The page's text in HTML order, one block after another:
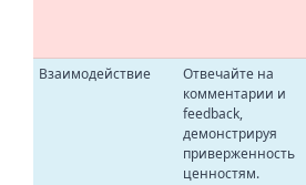
Взаимодействие
Отвечайте на
комментарии и
feedback,
демонстрируя
приверженность
ценностям.